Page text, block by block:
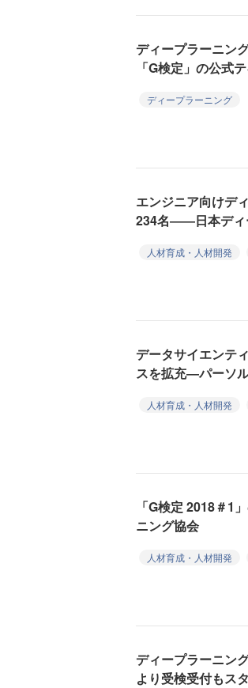
ディープラーニン
「G検定」の公式
ディープラーニング
エンジニア向けデ
234名――日本ディ
人材育成・人材開発
データサイエンテ
スを拡充―パーソ
人材育成・人材開発
「G検定 2018＃1
ニング協会
人材育成・人材開発
ディープラーニン
より受検受付もス